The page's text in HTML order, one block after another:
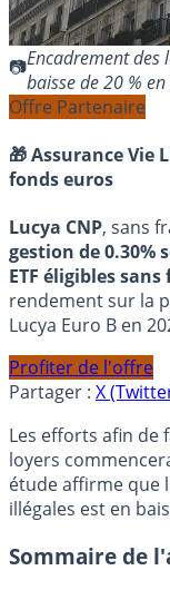
Encadrement des
baisse de 20 %
Offre Partenaire
🎁 Assurance Vie
fonds euros
Lucya CNP, sans
gestion de 0.30%
ETF éligibles
rendement sur la
Lucya Euro B en
Profiter de l'offre
Partager : X
Les efforts afin de
loyers
étude affirme que
illégales est en
Sommaire de